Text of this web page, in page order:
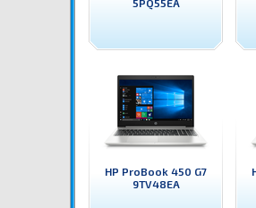
5PQ55EA
HP ProBook 450 G7
9TV48EA